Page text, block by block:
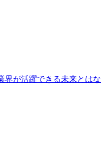
界が活躍できる未来とはな